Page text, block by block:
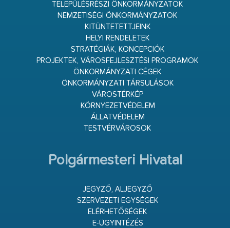
TELEPÜLÉSRÉSZI ÖNKORMÁNYZATOK
NEMZETISÉGI ÖNKORMÁNYZATOK
KITÜNTETETTJEINK
HELYI RENDELETEK
STRATÉGIÁK, KONCEPCIÓK
PROJEKTEK, VÁROSFEJLESZTÉSI PROGRAMOK
ÖNKORMÁNYZATI CÉGEK
ÖNKORMÁNYZATI TÁRSULÁSOK
VÁROSTÉRKÉP
KÖRNYEZETVÉDELEM
ÁLLATVÉDELEM
TESTVÉRVÁROSOK
Polgármesteri Hivatal
JEGYZŐ, ALJEGYZŐ
SZERVEZETI EGYSÉGEK
ELÉRHETŐSÉGEK
E-ÜGYINTÉZÉS